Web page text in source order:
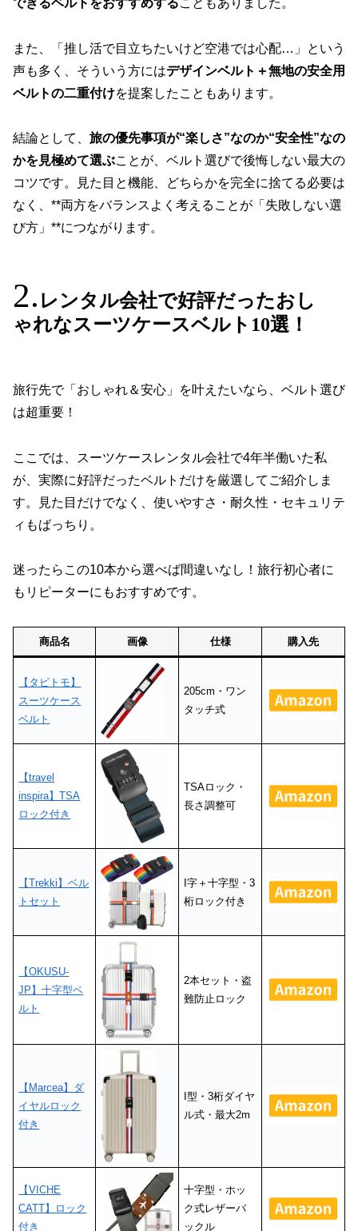
また、「推し活で目立ちたいけど空港では心配…」という
声も多く、そういう方にはデザインベルト＋無地の安全用
ベルトの二重付けを提案したこともあります。
結論として、 旅の優先事項が“楽しさ”なのか“安全性”なの
かを見極めて選ぶことが、ベルト選びで後悔しない最大の
コツです。見た目と機能、どちらかを完全に捨てる必要は
なく、**両方をバランスよく考えることが「失敗しない選
び方」**につながります。
レンタル会社で好評だったおし
ゃれなスーツケースベルト10選！
旅行先で「おしゃれ＆安心」を叶えたいなら、ベルト選び
は超重要！
ここでは、スーツケースレンタル会社で4年半働いた私
が、実際に好評だったベルトだけを厳選してご紹介しま
す。見た目だけでなく、使いやすさ・耐久性・セキュリテ
ィもばっちり。
迷ったらこの10本から選べば間違いなし！旅行初心者に
もリピーターにもおすすめです。
商品名 画像 仕様 購入先
【タビトモ】
スーツケース
ベルト
205cm・ワン
タッチ式
【travel
inspira】TSA
ロック付き
TSAロック・
長さ調整可
【Trekki】ベル
トセット
I字＋十字型・3
桁ロック付き
【OKUSU-
JP】十字型ベ
ルト
2本セット・盗
難防止ロック
【Marcea】ダ
イヤルロック
付き
I型・3桁ダイヤ
ル式・最大2m
【VICHE
CATT】ロック
付き
十字型・ホッ
ク式レザーバ
ックル